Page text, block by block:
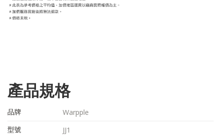
產品規格
品牌
Warpple
型號
JJ1